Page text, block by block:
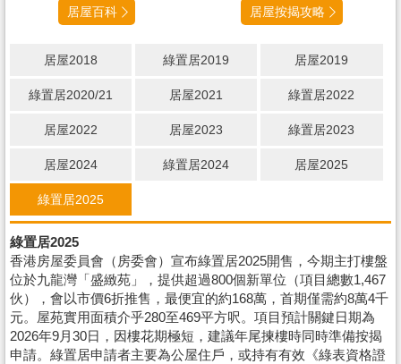
居屋百科 居屋按揭攻略
居屋2018 綠置居2019 居屋2019
綠置居2020/21 居屋2021 綠置居2022
居屋2022 居屋2023 綠置居2023
居屋2024 綠置居2024 居屋2025
綠置居2025
綠置居2025
香港房屋委員會（房委會）宣布綠置居2025開售，今期主打樓盤
位於九龍灣「盛緻苑」，提供超過800個新單位（項目總數1,467
伙），會以市價6折推售，最便宜的約168萬，首期僅需約8萬4千
元。屋苑實用面積介乎280至469平方呎。項目預計關鍵日期為
2026年9月30日，因樓花期極短，建議年尾揀樓時同時準備按揭
申請。綠置居申請者主要為公屋住戶，或持有有效《綠表資格證